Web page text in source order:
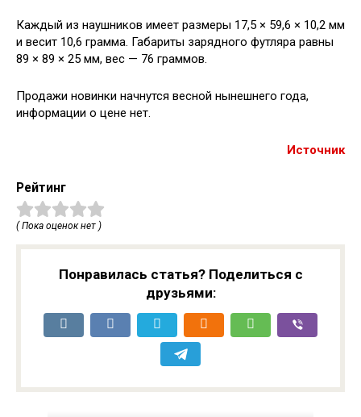
Каждый из наушников имеет размеры 17,5 × 59,6 × 10,2 мм
и весит 10,6 грамма. Габариты зарядного футляра равны
89 × 89 × 25 мм, вес — 76 граммов.
Продажи новинки начнутся весной нынешнего года,
информации о цене нет.
Источник
Рейтинг
( Пока оценок нет )
Понравилась статья? Поделиться с
друзьями: